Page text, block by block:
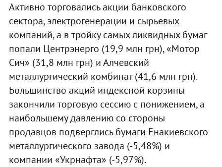
Активно торговались акции банковского
сектора, электрогенерации и сырьевых
компаний, а в тройку самых ликвидных бумаг
попали Центрэнерго (19,9 млн грн), «Мотор
Сич» (31,8 млн грн) и Алчевский
металлургический комбинат (41,6 млн грн).
Большинство акций индексной корзины
закончили торговую сессию с понижением, а
наибольшему давлению со стороны
продавцов подверглись бумаги Енакиевского
металлургического завода (-5,48%) и
компании «Укрнафта» (-5,97%).